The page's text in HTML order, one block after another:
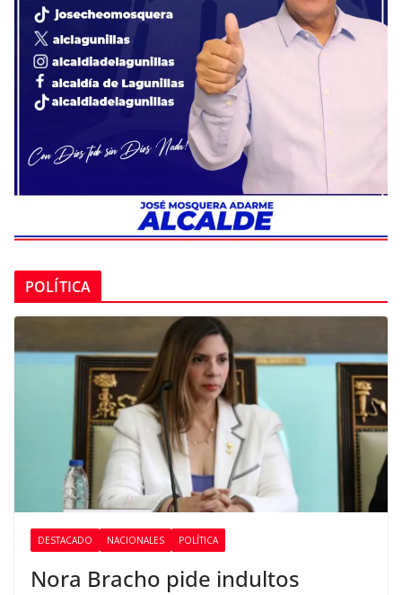
POLÍTICA
DESTACADO NACIONALES POLÍTICA
Nora Bracho pide indultos